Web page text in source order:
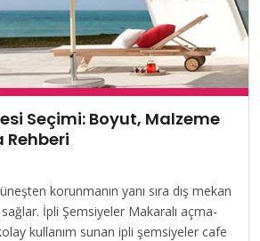
Seçimi: Boyut, Malzeme
Rehberi
korunmanın yanı sıra dış mekan
İpli Şemsiyeler Makaralı açma-
kullanım sunan ipli şemsiyeler cafe